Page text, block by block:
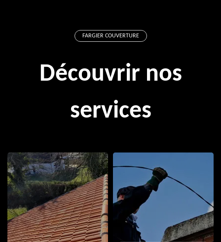
FARGIER COUVERTURE
Découvrir nos
services